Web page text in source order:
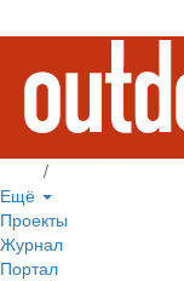
/
Ещё
Проекты
Журнал
Портал